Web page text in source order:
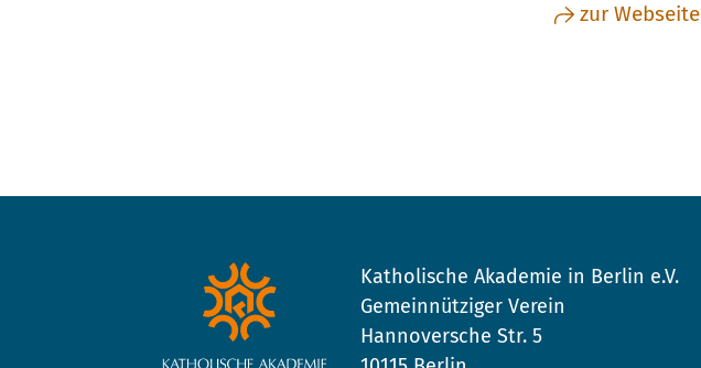
zur Webseite
Katholische Akademie in Berlin e.V.
Gemeinnütziger Verein
Hannoversche Str. 5